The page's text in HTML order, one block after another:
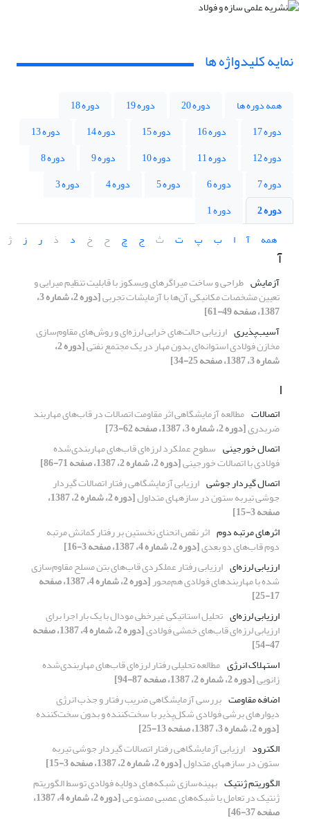
نمایه کلیدواژه ها
همه دوره ها دوره 20 دوره 19
دوره 18
دوره 17
دوره 16 دوره 15 دوره 14
دوره 13
دوره 12
دوره 11 دوره 10 دوره 9
دوره 8
دوره 7
دوره 6 دوره 5 دوره 4
دوره 3
دوره 2
دوره 1
همه
آ ا ب پ ت ث ج چ ح خ د ذ ر ز ژ
آ
آزمایش طراحی و ساخت میراگرهای ویسکوز با قابلیت تنظیم میرایی و
تعیین مشخصات مکانیکی آن‌ها با آزمایشات تجربی [دوره 2، شماره 3،
1387، صفحه 49-61]
آسیب‌پذیری ارزیابی حالت‌های خرابی لرزه‌ای و روش‌های مقاوم‌سازی
مخازن فولادی استوانه‌ای بدون مهار در یک مجتمع نفتی [دوره 2،
شماره 3، 1387، صفحه 25-34]
ا
اتصالات مطالعه آزمایشگاهی اثر مقاومت اتصالات در قاب‌های مهاربند
ضربدری[دوره 2، شماره 3، 1387، صفحه 62-73]
اتصال خورجینی سطوح عملکرد لرزه‌ای قاب‌های مهاربندی‌شده
فولادی با اتصالات خورجینی[دوره 2، شماره 2، 1387، صفحه 71-86]
اتصال گیردار جوشی ارزیابی آزمایشگاهی رفتار اتصالات گیردار
جوشی تیربه ستون در سازههای متداول [دوره 2، شماره 2، 1387،
صفحه 3-15]
اثرهای مرتبه دوم اثر نقص انحنای نخستین بر رفتار کمانش مرتبه
دوم قاب‌های دو بعدی[دوره 2، شماره 4، 1387، صفحه 3-16]
ارزیابی لرزه‌ای ارزیابی رفتار عملکردی قاب‌های بتن مسلح مقاوم‌سازی
شده با مهاربندهای فولادی هم‌محور [دوره 2، شماره 4، 1387، صفحه
17-25]
ارزیابی لرزه‌ای تحلیل استاتیکی غیرخطی مودال با یک بار اجرا برای
ارزیابی لرزه‌ای قاب‌های خمشی فولادی [دوره 2، شماره 4، 1387، صفحه
47-54]
استهلاک انرژی مطالعه تحلیلی رفتار لرزه‌ای قاب‌های مهاربندی‌شده
زانویی[دوره 2، شماره 2، 1387، صفحه 87-94]
اضافه مقاومت بررسی آزمایشگاهی ضریب رفتار و جذب انرژی
دیوارهای برشی فولادی شکل‌پذیر با سخت‌کننده و بدون سخت‌کننده
[دوره 2، شماره 3، 1387، صفحه 13-25]
الکترود ارزیابی آزمایشگاهی رفتار اتصالات گیردار جوشی تیربه
ستون در سازههای متداول[دوره 2، شماره 2، 1387، صفحه 3-15]
الگوریتم ژنتیک بهینه‌سازی شبکه‌های دولایه فولادی توسط الگوریتم
ژنتیک در تعامل با شبکه‌های عصبی مصنوعی [دوره 2، شماره 4، 1387،
صفحه 37-46]